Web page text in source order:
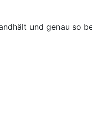
und genau so